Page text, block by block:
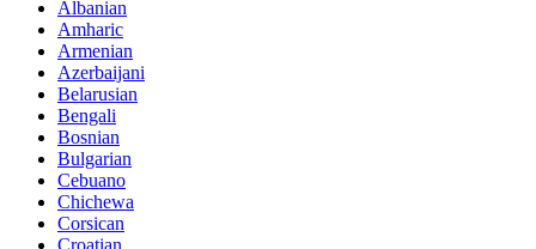
Albanian
Amharic
Armenian
Azerbaijani
Belarusian
Bengali
Bosnian
Bulgarian
Cebuano
Chichewa
Corsican
Croatian